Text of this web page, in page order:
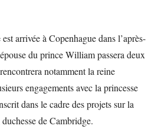
arrivée à Copenhague dans l’après-
du prince William passera deux
notamment la reine
engagements avec la princesse
dans le cadre des projets sur la
de Cambridge.